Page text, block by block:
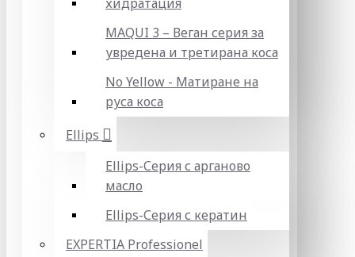
MAQUI 3 – Веган серия за
увредена и третирана коса
No Yellow - Матиране на
руса коса
Ellips
Ellips-Серия с арганово
масло
Ellips-Серия с кератин
EXPERTIA Professionel